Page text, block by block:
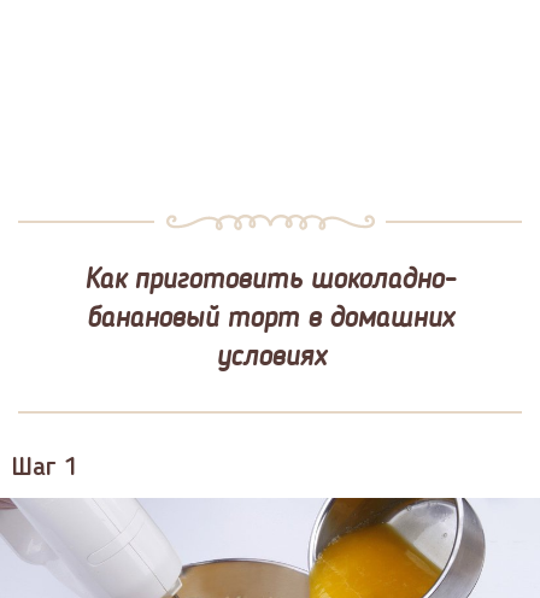
Как приготовить шоколадно-
банановый торт в домашних
условиях
Шаг 1